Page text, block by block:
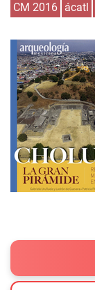
CM 2016 ácatl